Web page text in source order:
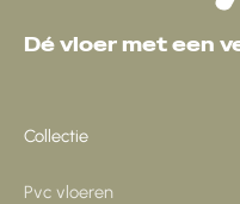
Dé vloer met een
Collectie
Pvc vloeren